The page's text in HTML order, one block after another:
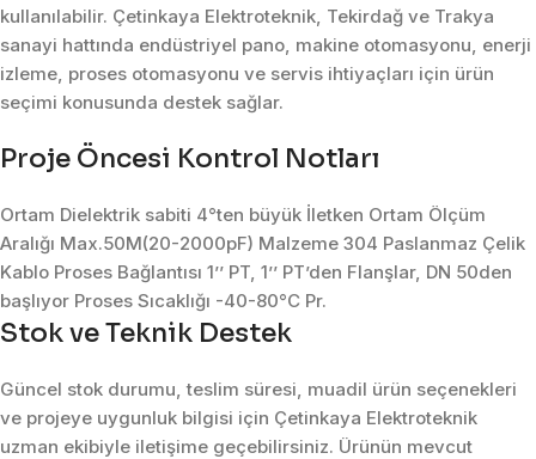
kullanılabilir. Çetinkaya Elektroteknik, Tekirdağ ve Trakya
sanayi hattında endüstriyel pano, makine otomasyonu, enerji
izleme, proses otomasyonu ve servis ihtiyaçları için ürün
seçimi konusunda destek sağlar.
Proje Öncesi Kontrol Notları
Ortam Dielektrik sabiti 4°ten büyük İletken Ortam Ölçüm
Aralığı Max.50M(20-2000pF) Malzeme 304 Paslanmaz Çelik
Kablo Proses Bağlantısı 1’’ PT, 1’’ PT’den Flanşlar, DN 50den
başlıyor Proses Sıcaklığı -40-80°C Pr.
Stok ve Teknik Destek
Güncel stok durumu, teslim süresi, muadil ürün seçenekleri
ve projeye uygunluk bilgisi için Çetinkaya Elektroteknik
uzman ekibiyle iletişime geçebilirsiniz. Ürünün mevcut